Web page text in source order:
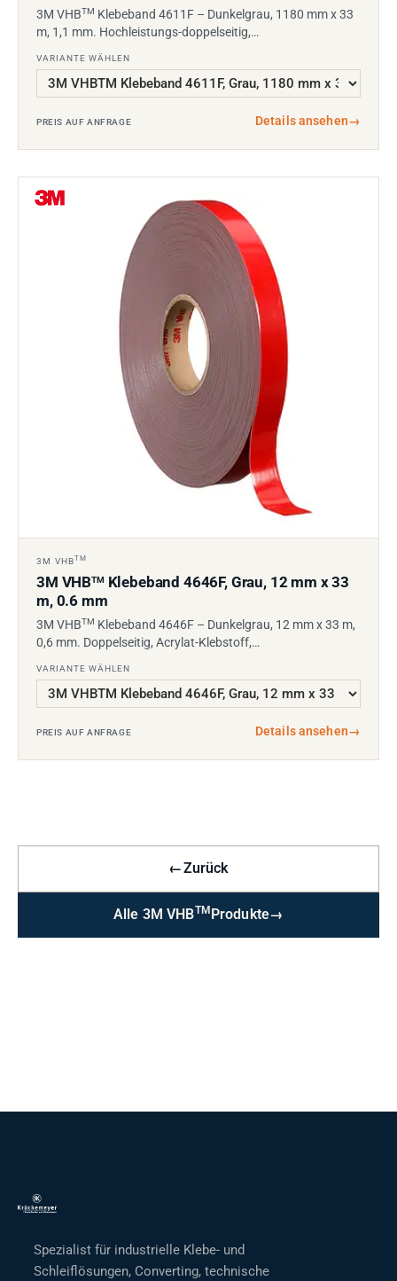
3M VHBTM Klebeband 4611F – Dunkelgrau, 1180 mm x 33
m, 1,1 mm. Hochleistungs-doppelseitig,…
VARIANTE WÄHLEN
PREIS AUF ANFRAGE Details ansehen→
3M VHBTM
3M VHBTMKlebeband 4646F, Grau, 12 mm x 33
m, 0.6 mm
3M VHBTM Klebeband 4646F – Dunkelgrau, 12 mm x 33 m,
0,6 mm. Doppelseitig, Acrylat-Klebstoff,…
VARIANTE WÄHLEN
PREIS AUF ANFRAGE Details ansehen→
←Zurück
Alle 3M VHBTM Produkte→
Spezialist für industrielle Klebe- und
Schleiflösungen, Converting, technische